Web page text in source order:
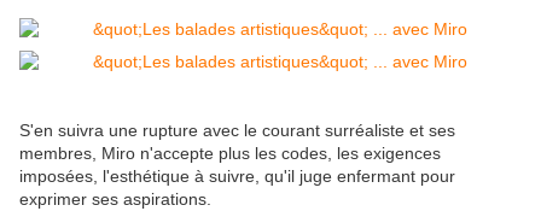
S'en suivra une rupture avec le courant surréaliste et ses
membres, Miro n'accepte plus les codes, les exigences
imposées, l'esthétique à suivre, qu'il juge enfermant pour
exprimer ses aspirations.